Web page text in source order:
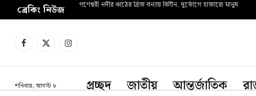
ব্রেকিং নিউজ গণেশ্বরী নদীর কাঠের ব্রিজ বন্যায় বিলীন, দুর্ভোগে হাজারো মানুষ
Facebook
X
Instagram
শনিবার, আগস্ট ৮ প্রচ্ছদ জাতীয় আন্তর্জাতিক